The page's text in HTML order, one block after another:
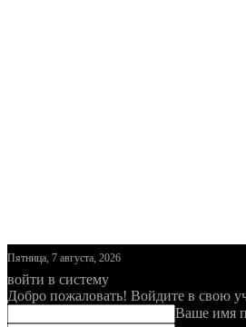
Пятница, 7 августа, 2026
войти в систему
Добро пожаловать! Войдите в свою
Ваше имя